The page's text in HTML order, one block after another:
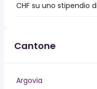
CHF su uno stipendio
Cantone
Argovia